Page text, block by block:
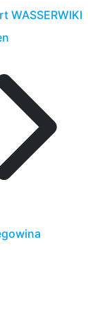
WASSERWIKI